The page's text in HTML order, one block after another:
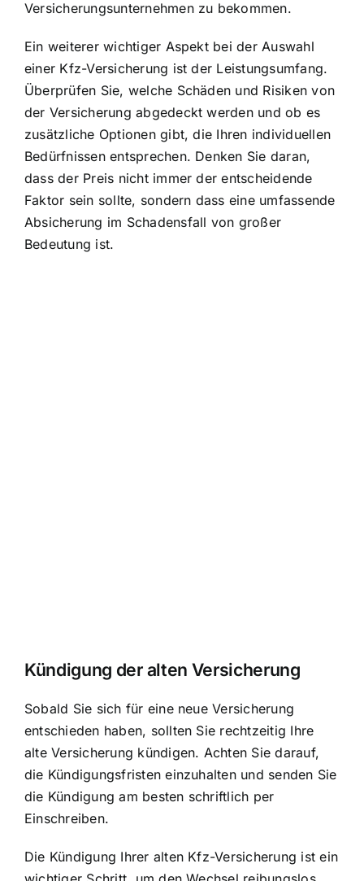
Versicherungsunternehmen zu bekommen.
Ein weiterer wichtiger Aspekt bei der Auswahl
einer Kfz-Versicherung ist der Leistungsumfang.
Überprüfen Sie, welche Schäden und Risiken von
der Versicherung abgedeckt werden und ob es
zusätzliche Optionen gibt, die Ihren individuellen
Bedürfnissen entsprechen. Denken Sie daran,
dass der Preis nicht immer der entscheidende
Faktor sein sollte, sondern dass eine umfassende
Absicherung im Schadensfall von großer
Bedeutung ist.
Kündigung der alten Versicherung
Sobald Sie sich für eine neue Versicherung
entschieden haben, sollten Sie rechtzeitig Ihre
alte Versicherung kündigen. Achten Sie darauf,
die Kündigungsfristen einzuhalten und senden Sie
die Kündigung am besten schriftlich per
Einschreiben.
Die Kündigung Ihrer alten Kfz-Versicherung ist ein